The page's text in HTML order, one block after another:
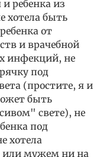
ребенка из
хотела быть
от
и врачебной
инфекций, не
под
(простите, я и
быть
свете), не
под
хотела
или мужем ни на